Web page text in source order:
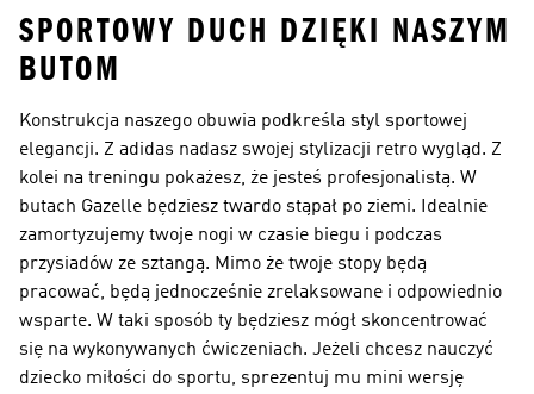
SPORTOWY DUCH DZIĘKI NASZYM
BUTOM
Konstrukcja naszego obuwia podkreśla styl sportowej
elegancji. Z adidas nadasz swojej stylizacji retro wygląd. Z
kolei na treningu pokażesz, że jesteś profesjonalistą. W
butach Gazelle będziesz twardo stąpał po ziemi. Idealnie
zamortyzujemy twoje nogi w czasie biegu i podczas
przysiadów ze sztangą. Mimo że twoje stopy będą
pracować, będą jednocześnie zrelaksowane i odpowiednio
wsparte. W taki sposób ty będziesz mógł skoncentrować
się na wykonywanych ćwiczeniach. Jeżeli chcesz nauczyć
dziecko miłości do sportu, sprezentuj mu mini wersję